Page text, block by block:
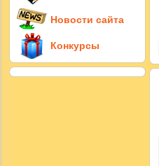
Новости сайта
Конкурсы